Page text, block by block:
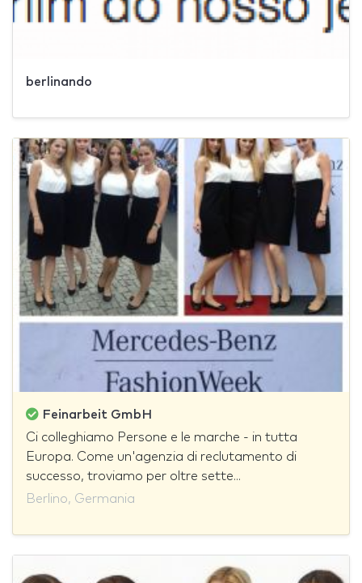
berlinando
Feinarbeit GmbH
Ci colleghiamo Persone e le marche - in tutta
Europa. Come un'agenzia di reclutamento di
successo, troviamo per oltre sette...
Berlino, Germania